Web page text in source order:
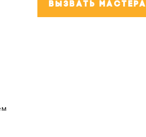
ВЫЗВАТЬ МАСТЕРА